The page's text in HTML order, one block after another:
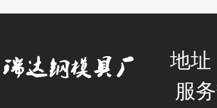
地址
服